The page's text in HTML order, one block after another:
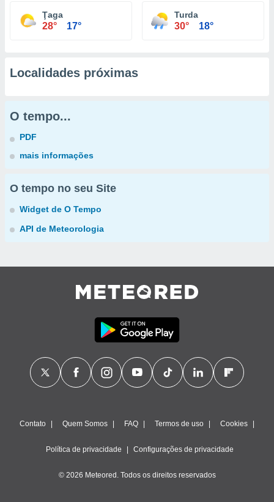
Ţaga
28° 17°
Turda
30° 18°
Localidades próximas
O tempo...
PDF
mais informações
O tempo no seu Site
Widget de O Tempo
API de Meteorologia
Contato Quem Somos FAQ Termos de uso Cookies
Política de privacidade Configurações de privacidade
© 2026 Meteored. Todos os direitos reservados